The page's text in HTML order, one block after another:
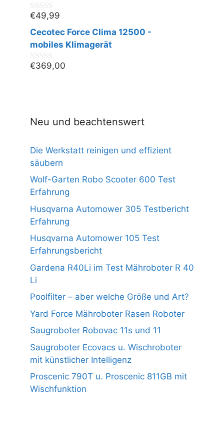
0
v
o
n
€49,99
Cecotec Force Clima 12500 -
mobiles Klimagerät
0
€369,00
Neu und beachtenswert
Die Werkstatt reinigen und effizient
säubern
Wolf-Garten Robo Scooter 600 Test
Erfahrung
Husqvarna Automower 305 Testbericht
Erfahrung
Husqvarna Automower 105 Test
Erfahrungsbericht
Gardena R40Li im Test Mähroboter R 40
Li
Poolfilter – aber welche Größe und Art?
Yard Force Mähroboter Rasen Roboter
Saugroboter Robovac 11s und 11
Saugroboter Ecovacs u. Wischroboter
mit künstlicher Intelligenz
Proscenic 790T u. Proscenic 811GB mit
Wischfunktion